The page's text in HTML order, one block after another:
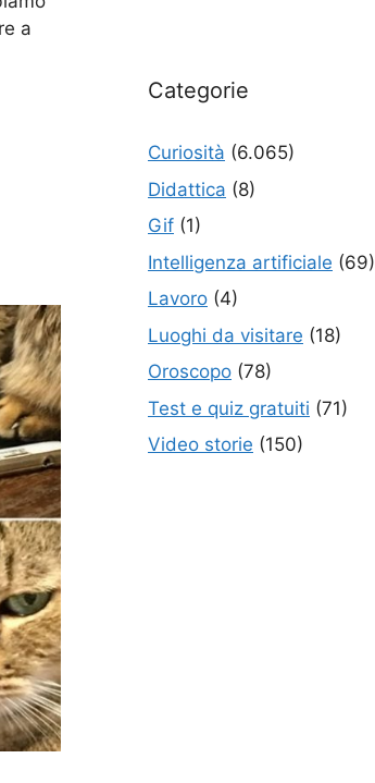
a
Categorie
Curiosità (6.065)
Didattica (8)
Gif (1)
Intelligenza artificiale (69)
Lavoro (4)
Luoghi da visitare (18)
Oroscopo (78)
Test e quiz gratuiti (71)
Video storie (150)